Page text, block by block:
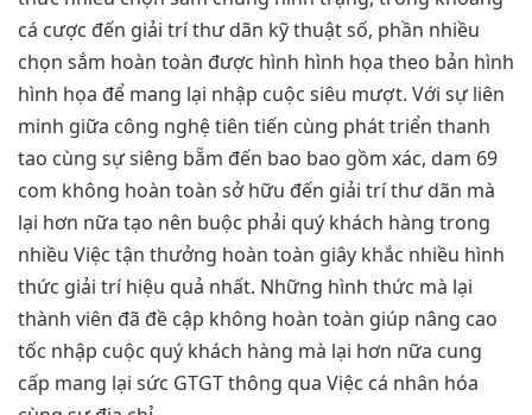
cá cược đến giải trí thư dãn kỹ thuật số, phần nhiều
chọn sắm hoàn toàn được hình hình họa theo bản hình
hình họa để mang lại nhập cuộc siêu mượt. Với sự liên
minh giữa công nghệ tiên tiến cùng phát triển thanh
tao cùng sự siêng bẵm đến bao bao gồm xác, dam 69
com không hoàn toàn sở hữu đến giải trí thư dãn mà
lại hơn nữa tạo nên buộc phải quý khách hàng trong
nhiều Việc tận thưởng hoàn toàn giây khắc nhiều hình
thức giải trí hiệu quả nhất. Những hình thức mà lại
thành viên đã đề cập không hoàn toàn giúp nâng cao
tốc nhập cuộc quý khách hàng mà lại hơn nữa cung
cấp mang lại sức GTGT thông qua Việc cá nhân hóa